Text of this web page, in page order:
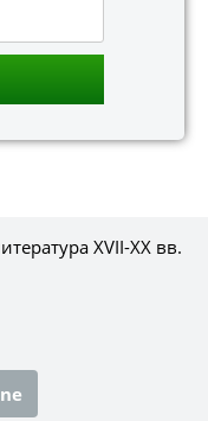
XVII-XX вв.